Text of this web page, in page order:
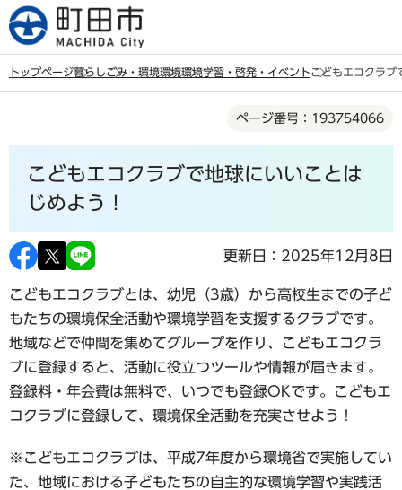
こ
の
トップページ暮らしごみ・環境環境環境学習・啓発・イベントこどもエコクラブ
ページ番号：193754066
こどもエコクラブで地球にいいことは
じめよう！
更新日：2025年12月8日
こどもエコクラブとは、幼児（3歳）から高校生までの子ど
もたちの環境保全活動や環境学習を支援するクラブです。
地域などで仲間を集めてグループを作り、こどもエコクラ
ブに登録すると、活動に役立つツールや情報が届きます。
登録料・年会費は無料で、いつでも登録OKです。こどもエ
コクラブに登録して、環境保全活動を充実させよう！
※こどもエコクラブは、平成7年度から環境省で実施してい
た、地域における子どもたちの自主的な環境学習や実践活